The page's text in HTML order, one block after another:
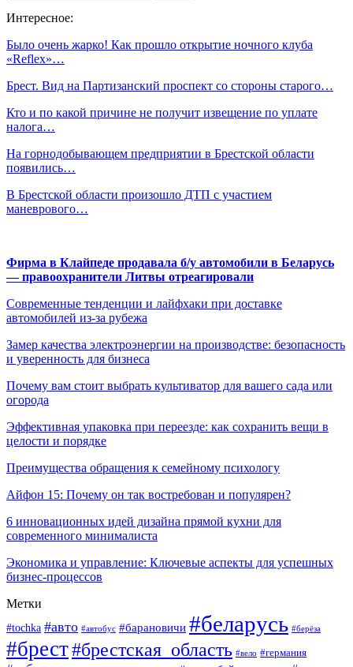
Интересное:
Было очень жарко! Как прошло открытие ночного клуба
«Reflex»…
Брест. Вид на Партизанский проспект со стороны старого…
Кто и по какой причине не получит извещение по уплате
налога…
На горнодобывающем предприятии в Брестской области
появились…
В Брестской области произошло ДТП с участием
маневрового…
Фирма в Клайпеде продавала б/у автомобили в Беларусь
— правоохранители Литвы отреагировали
Современные тенденции и лайфхаки при доставке
автомобилей из-за рубежа
Замер качества электроэнергии на производстве: безопасность
и уверенность для бизнеса
Почему вам стоит выбрать культиватор для вашего сада или
огорода
Эффективная упаковка при переезде: как сохранить вещи в
целости и порядке
Преимущества обращения к семейному психологу
Айфон 15: Почему он так востребован и популярен?
6 инновационных идей дизайна прямой кухни для
современного минималиста
Экономика и управление: Ключевые аспекты для успешных
бизнес-процессов
Метки
#tochka #авто #автобус #барановичи #беларусь #берёза
#брест#брестская_область #вело #германия